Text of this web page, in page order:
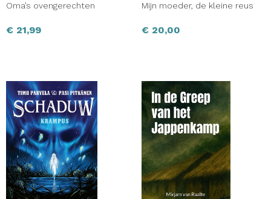
Oma’s ovengerechten
€ 21,99
Mijn moeder, de kleine reus
€ 20,00